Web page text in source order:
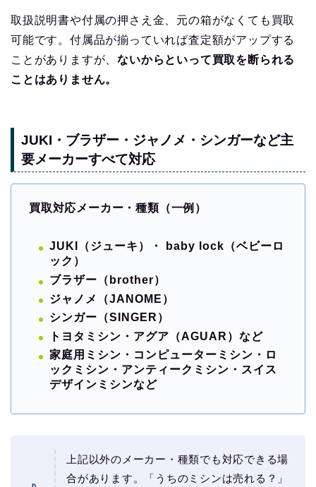
取扱説明書や付属の押さえ金、元の箱がなくても買取
可能です。付属品が揃っていれば査定額がアップする
ことがありますが、ないからといって買取を断られる
ことはありません。
JUKI・ブラザー・ジャノメ・シンガーなど主
要メーカーすべて対応
買取対応メーカー・種類（一例）
JUKI（ジューキ）・ baby lock（ベビーロ
ック）
ブラザー（brother）
ジャノメ（JANOME）
シンガー（SINGER）
トヨタミシン・アグア（AGUAR）など
家庭用ミシン・コンピューターミシン・ロ
ックミシン・アンティークミシン・スイス
デザインミシンなど
上記以外のメーカー・種類でも対応できる場
合があります。「うちのミシンは売れる？」